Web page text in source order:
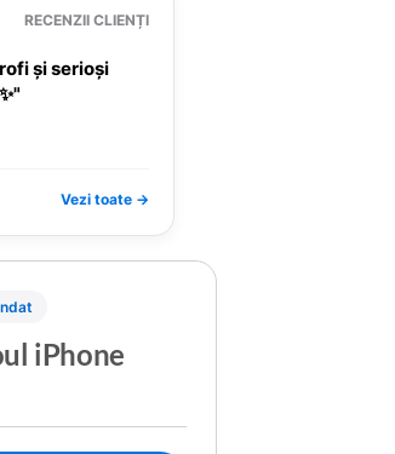
RECENZII CLIENȚI
și serioși
Vezi toate →
iPhone